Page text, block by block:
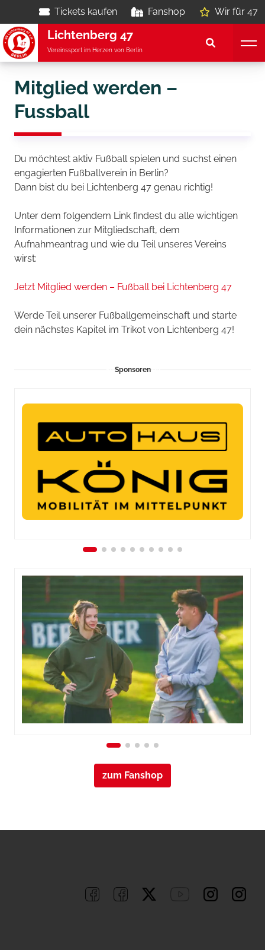
Tickets kaufen Fanshop Wir für 47
Lichtenberg 47
Vereinssport im Herzen von Berlin
Mitglied werden –
Fussball
Du möchtest aktiv Fußball spielen und suchst einen
engagierten Fußballverein in Berlin?
Dann bist du bei Lichtenberg 47 genau richtig!
Unter dem folgendem Link findest du alle wichtigen
Informationen zur Mitgliedschaft, dem
Aufnahmeantrag und wie du Teil unseres Vereins
wirst:
Jetzt Mitglied werden – Fußball bei Lichtenberg 47
Werde Teil unserer Fußballgemeinschaft und starte
dein nächstes Kapitel im Trikot von Lichtenberg 47!
Sponsoren
zum Fanshop